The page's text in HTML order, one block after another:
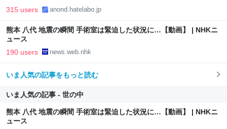
315 users anond.hatelabo.jp
熊本 八代 地震の瞬間 手術室は緊迫した状況に…【動画】 | NHKニ
ュース
190 users news.web.nhk
いま人気の記事をもっと読む
いま人気の記事 - 世の中
熊本 八代 地震の瞬間 手術室は緊迫した状況に…【動画】 | NHKニ
ュース